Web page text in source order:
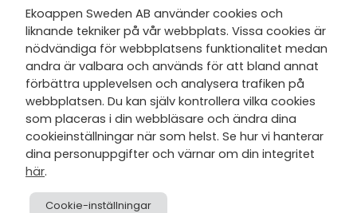
Jag har tagit del av Ekoappens
personuppgifts- och
integritetspolicyoch tar gärna del
av nyheter, hälsotips och exklusiva
erbjudanden via min e-post.
Ekoappen Sweden AB använder cookies och
liknande tekniker på vår webbplats. Vissa cookies är
nödvändiga för webbplatsens funktionalitet medan
andra är valbara och används för att bland annat
förbättra upplevelsen och analysera trafiken på
webbplatsen. Du kan själv kontrollera vilka cookies
som placeras i din webbläsare och ändra dina
cookieinställningar när som helst. Se hur vi hanterar
dina personuppgifter och värnar om din integritet
här.
Cookie-inställningar